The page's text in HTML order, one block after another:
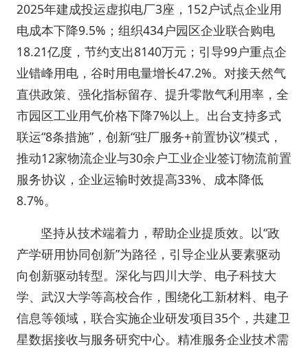
2025年建成投运虚拟电厂3座，152户试点企业用
电成本下降9.5%；组织434户园区企业联合购电
18.21亿度，节约支出8140万元；引导99户重点企
业错峰用电，谷时用电量增长47.2%。对接天然气
直供政策、强化指标留存、提升零散气利用率，全
市园区工业用气价格下降7%以上。出台支持多式
联运“8条措施”，创新“驻厂服务+前置协议”模式，
推动12家物流企业与30余户工业企业签订物流前置
服务协议，企业运输时效提高33%、成本降低
8.7%。
坚持从技术端着力，帮助企业提质效。以“政
产学研用协同创新”为路径，引导企业从要素驱动
向创新驱动转型。深化与四川大学、电子科技大
学、武汉大学等高校合作，围绕化工新材料、电子
信息等领域，联合实施企业研发项目35个，共建卫
星数据接收与服务研究中心。精准服务企业技术需